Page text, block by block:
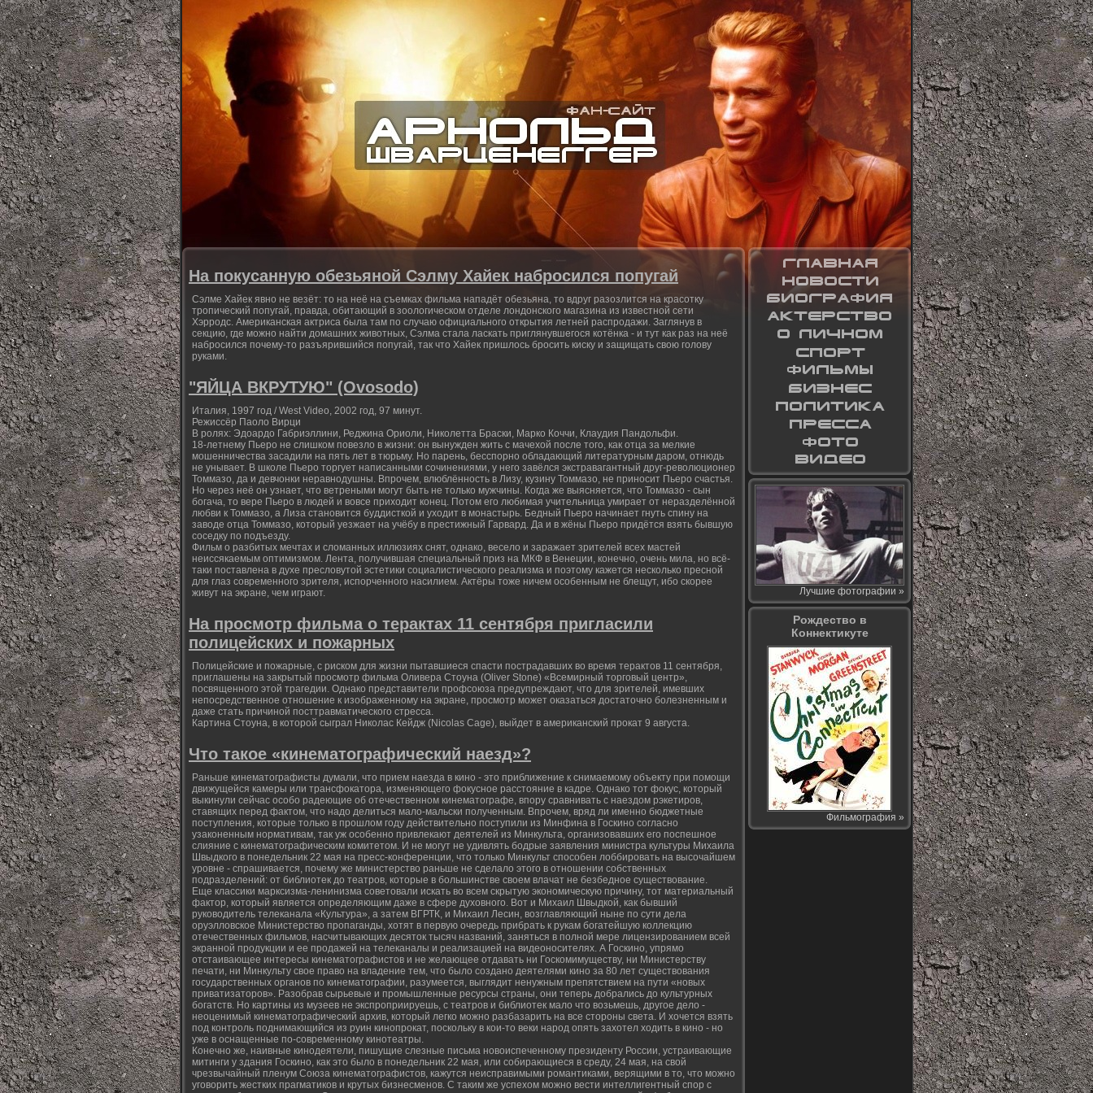
На покусанную обезьяной Сэлму Хайек набросился попугай
Сэлме Хайек явно не везёт: то на неё на съемках фильма нападёт обезьяна, то вдруг разозлится на красотку
тропический попугай, правда, обитающий в зоологическом отделе лондонского магазина из известной сети
Хэрродс. Американская актриса была там по случаю официального открытия летней распродажи. Заглянув в
секцию, где можно найти домашних животных, Сэлма стала ласкать приглянувшегося котёнка - и тут как раз на неё
набросился почему-то разъярившийся попугай, так что Хайек пришлось бросить киску и защищать свою голову
руками.
"ЯЙЦА ВКРУТУЮ" (Ovosodo)
Италия, 1997 год / West Video, 2002 год, 97 минут.
Режиссёр Паоло Вирци
В ролях: Эдоардо Габриэллини, Реджина Ориоли, Николетта Браски, Марко Коччи, Клаудия Пандольфи.
18-летнему Пьеро не слишком повезло в жизни: он вынужден жить с мачехой после того, как отца за мелкие
мошенничества засадили на пять лет в тюрьму. Но парень, бесспорно обладающий литературным даром, отнюдь
не унывает. В школе Пьеро торгует написанными сочинениями, у него завёлся экстравагантный друг-революционер
Томмазо, да и девчонки неравнодушны. Впрочем, влюблённость в Лизу, кузину Томмазо, не приносит Пьеро счастья.
Но через неё он узнает, что ветреными могут быть не только мужчины. Когда же выясняется, что Томмазо - сын
богача, то вере Пьеро в людей и вовсе приходит конец. Потом его любимая учительница умирает от неразделённой
любви к Томмазо, а Лиза становится буддисткой и уходит в монастырь. Бедный Пьеро начинает гнуть спину на
заводе отца Томмазо, который уезжает на учёбу в престижный Гарвард. Да и в жёны Пьеро придётся взять бывшую
соседку по подъезду.
Фильм о разбитых мечтах и сломанных иллюзиях снят, однако, весело и заражает зрителей всех мастей
неиссякаемым оптимизмом. Лента, получившая специальный приз на МКФ в Венеции, конечно, очень мила, но всё-
таки поставлена в духе пресловутой эстетики социалистического реализма и поэтому кажется несколько пресной
для глаз современного зрителя, испорченного насилием. Актёры тоже ничем особенным не блещут, ибо скорее
живут на экране, чем играют.
На просмотр фильма о терактах 11 сентября пригласили
полицейских и пожарных
Полицейские и пожарные, с риском для жизни пытавшиеся спасти пострадавших во время терактов 11 сентября,
приглашены на закрытый просмотр фильма Оливера Стоуна (Oliver Stone) «Всемирный торговый центр»,
посвященного этой трагедии. Однако представители профсоюза предупреждают, что для зрителей, имевших
непосредственное отношение к изображенному на экране, просмотр может оказаться достаточно болезненным и
даже стать причиной посттравматического стресса.
Картина Стоуна, в которой сыграл Николас Кейдж (Nicolas Cage), выйдет в американский прокат 9 августа.
Что такое «кинематографический наезд»?
Раньше кинематографисты думали, что прием наезда в кино - это приближение к снимаемому объекту при помощи
движущейся камеры или трансфокатора, изменяющего фокусное расстояние в кадре. Однако тот фокус, который
выкинули сейчас особо радеющие об отечественном кинематографе, впору сравнивать с наездом рэкетиров,
ставящих перед фактом, что надо делиться мало-мальски полученным. Впрочем, вряд ли именно бюджетные
поступления, которые только в прошлом году действительно поступили из Минфина в Госкино согласно
узаконенным нормативам, так уж особенно привлекают деятелей из Минкульта, организовавших его поспешное
слияние с кинематографическим комитетом. И не могут не удивлять бодрые заявления министра культуры Михаила
Швыдкого в понедельник 22 мая на пресс-конференции, что только Минкульт способен лоббировать на высочайшем
уровне - спрашивается, почему же министерство раньше не сделало этого в отношении собственных
подразделений: от библиотек до театров, которые в большинстве своем влачат не безбедное существование.
Еще классики марксизма-ленинизма советовали искать во всем скрытую экономическую причину, тот материальный
фактор, который является определяющим даже в сфере духовного. Вот и Михаил Швыдкой, как бывший
руководитель телеканала «Культура», а затем ВГРТК, и Михаил Лесин, возглавляющий ныне по сути дела
оруэлловское Министерство пропаганды, хотят в первую очередь прибрать к рукам богатейшую коллекцию
отечественных фильмов, насчитывающих десяток тысяч названий, заняться в полной мере лицензированием всей
экранной продукции и ее продажей на телеканалы и реализацией на видеоносителях. А Госкино, упрямо
отстаивающее интересы кинематографистов и не желающее отдавать ни Госкомимуществу, ни Министерству
печати, ни Минкульту свое право на владение тем, что было создано деятелями кино за 80 лет существования
государственных органов по кинематографии, разумеется, выглядит ненужным препятствием на пути «новых
приватизаторов». Разобрав сырьевые и промышленные ресурсы страны, они теперь добрались до культурных
богатств. Но картины из музеев не экспроприируешь, с театров и библиотек мало что возьмешь, другое дело -
неоценимый кинематографический архив, который легко можно разбазарить на все стороны света. И хочется взять
под контроль поднимающийся из руин кинопрокат, поскольку в кои-то веки народ опять захотел ходить в кино - но
уже в оснащенные по-современному кинотеатры.
Конечно же, наивные кинодеятели, пишущие слезные письма новоиспеченному президенту России, устраивающие
митинги у здания Госкино, как это было в понедельник 22 мая, или собирающиеся в среду, 24 мая, на свой
чрезвычайный пленум Союза кинематографистов, кажутся неисправимыми романтиками, верящими в то, что можно
уговорить жестких прагматиков и крутых бизнесменов. С таким же успехом можно вести интеллигентный спор с
Лучшие фотографии »
Рождество в
Коннектикуте
Фильмография »